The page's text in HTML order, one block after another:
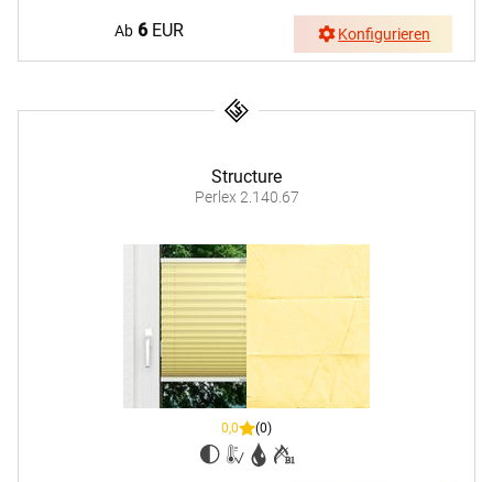
Ab 6EUR Konfigurieren
Structure
Perlex 2.140.67
0,0 (0)